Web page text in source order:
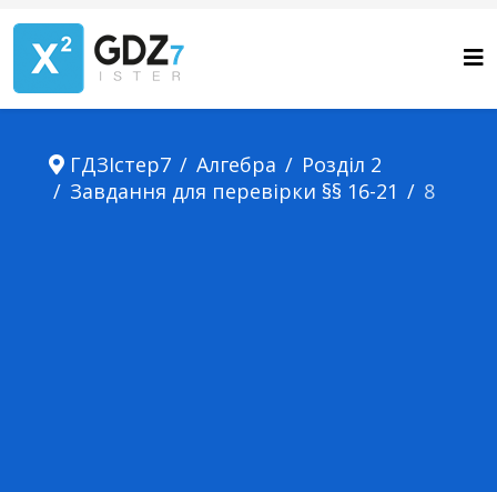
ГДЗІстер7 Алгебра
Розділ 2
Завдання для перевірки §§ 16-21
8